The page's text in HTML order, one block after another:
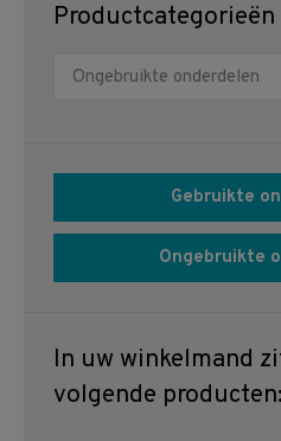
Productcategorieën
Gebruikte
Ongebruikte
In uw winkelmand
volgende producten: